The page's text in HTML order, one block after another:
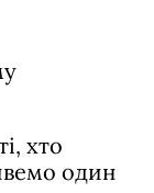
хто
один